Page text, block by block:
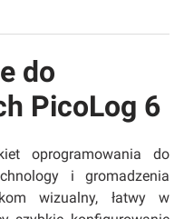
do
PicoLog 6
oprogramowania do
i gromadzenia
wizualny, łatwy w